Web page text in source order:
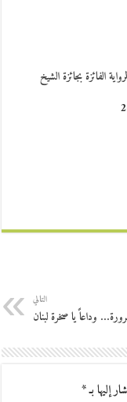
الفائزة بجائزة الشيخ
التالي
وداعاً يا صخرة لبنان
إليها بـ*